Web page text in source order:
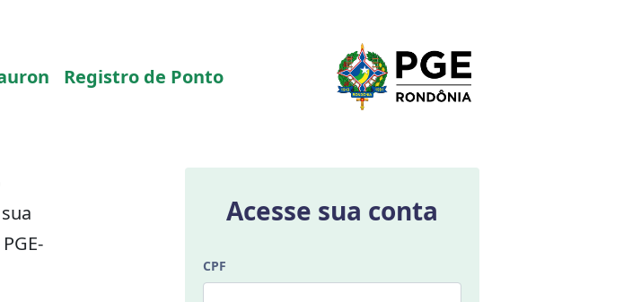
Registro de Ponto
Acesse sua conta
CPF